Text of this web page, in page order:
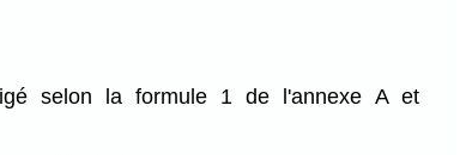
selon la formule 1 de l'annexe A et